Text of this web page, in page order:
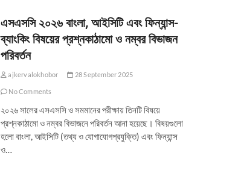
এসএসসি ২০২৬ বাংলা, আইসিটি এবং ফিন্যান্স-
ব্যাংকিং বিষয়ের প্রশ্নকাঠামো ও নম্বর বিভাজন
পরিবর্তন
ajkervalokhobor 28 September 2025
No Comments
২০২৬ সালের এসএসসি ও সমমানের পরীক্ষায় তিনটি বিষয়ে
প্রশ্নকাঠামো ও নম্বর বিভাজনে পরিবর্তন আনা হয়েছে। বিষয়গুলো
হলো বাংলা, আইসিটি (তথ্য ও যোগাযোগপ্রযুক্তি) এবং ফিন্যান্স
ও…